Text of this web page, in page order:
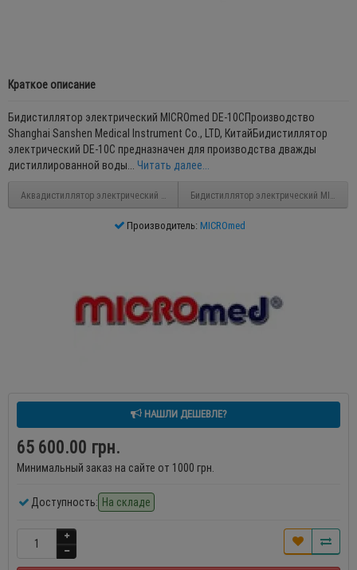
Краткое описание
Бидистиллятор электрический MICROmed DE-10СПроизводство
Shanghai Sanshen Medical Instrument Co., LTD, КитайБидистиллятор
электрический DE-10С предназначен для производства дважды
дистиллированной воды... Читать далее...
Аквадистиллятор электрический MICROmed DE-5Бидистиллятор электрический
Производитель: MICROmed
НАШЛИ ДЕШЕВЛЕ?
65 600.00 грн.
Минимальный заказ на сайте от 1000 грн.
Доступность: На складе